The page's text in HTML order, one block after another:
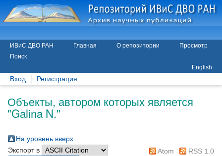
ИВиС ДВО РАН Главная О репозитории
Просмотр
Поиск
English
Вход Регистрация
Объекты, автором которых является
"Galina N."
На уровень вверх
Экспорт в
Atom
RSS 1.0